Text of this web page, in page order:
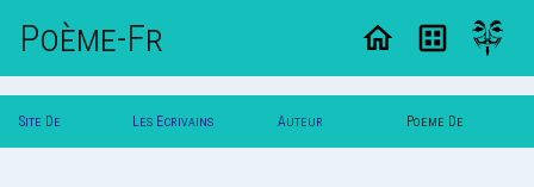
Poème-Fr
Site De Les Ecrivains Auteur Poeme De